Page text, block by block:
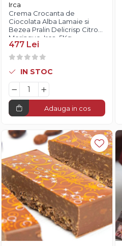
Irca
Crema Crocanta de
Ciocolata Alba Lamaie si
Bezea Pralin Delicrisp Citron
Meringue, Irca, 5Kg
477 Lei
IN STOC
Adauga in cos